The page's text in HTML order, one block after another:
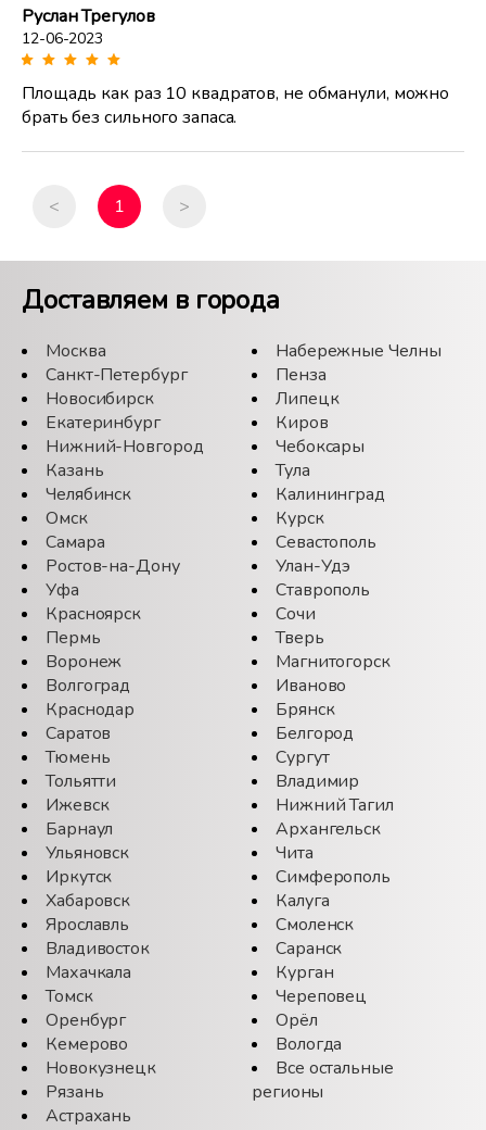
Руслан Трегулов
12-06-2023
Площадь как раз 10 квадратов, не обманули, можно
брать без сильного запаса.
< 1 >
Доставляем в города
Москва
Санкт-Петербург
Новосибирск
Екатеринбург
Нижний-Новгород
Казань
Челябинск
Омск
Самара
Ростов-на-Дону
Уфа
Красноярск
Пермь
Воронеж
Волгоград
Краснодар
Саратов
Тюмень
Тольятти
Ижевск
Барнаул
Ульяновск
Иркутск
Хабаровск
Ярославль
Владивосток
Махачкала
Томск
Оренбург
Кемерово
Новокузнецк
Рязань
Астрахань
Набережные Челны
Пенза
Липецк
Киров
Чебоксары
Тула
Калининград
Курск
Севастополь
Улан-Удэ
Ставрополь
Сочи
Тверь
Магнитогорск
Иваново
Брянск
Белгород
Сургут
Владимир
Нижний Тагил
Архангельск
Чита
Симферополь
Калуга
Смоленск
Саранск
Курган
Череповец
Орёл
Вологда
Все остальные
регионы